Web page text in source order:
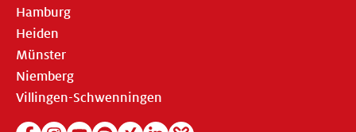
Hamburg
Heiden
Münster
Niemberg
Villingen-Schwenningen